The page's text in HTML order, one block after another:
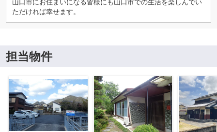
山口市にお住まいになる皆様にも山口市での生活を楽しんでい
ただければ幸せます。
担当物件